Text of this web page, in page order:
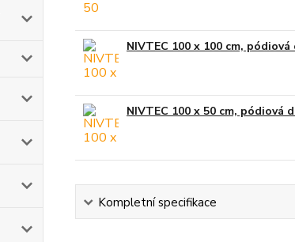
NIVTEC 100 x 100 cm, pódiová
NIVTEC 100 x 50 cm, pódiová
Kompletní specifikace